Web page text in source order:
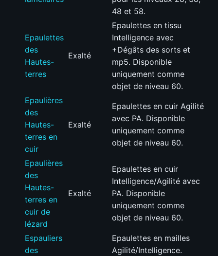
48 et 58.
Epaulettes
des
Hautes-
terres
Exalté
Epaulettes en tissu
Intelligence avec
+Dégâts des sorts et
mp5. Disponible
uniquement comme
objet de niveau 60.
Epaulières
des
Hautes-
terres en
cuir
Exalté
Epaulettes en cuir Agilité
avec PA. Disponible
uniquement comme
objet de niveau 60.
Epaulières
des
Hautes-
terres en
cuir de
lézard
Exalté
Epaulettes en cuir
Intelligence/Agilité avec
PA. Disponible
uniquement comme
objet de niveau 60.
Espauliers
des
Epaulettes en mailles
Agilité/Intelligence.